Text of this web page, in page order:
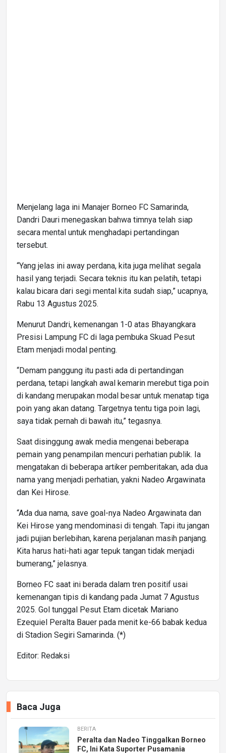
Menjelang laga ini Manajer Borneo FC Samarinda,
Dandri Dauri menegaskan bahwa timnya telah siap
secara mental untuk menghadapi pertandingan
tersebut.
“Yang jelas ini away perdana, kita juga melihat segala
hasil yang terjadi. Secara teknis itu kan pelatih, tetapi
kalau bicara dari segi mental kita sudah siap,” ucapnya,
Rabu 13 Agustus 2025.
Menurut Dandri, kemenangan 1-0 atas Bhayangkara
Presisi Lampung FC di laga pembuka Skuad Pesut
Etam menjadi modal penting.
“Demam panggung itu pasti ada di pertandingan
perdana, tetapi langkah awal kemarin merebut tiga poin
di kandang merupakan modal besar untuk menatap tiga
poin yang akan datang. Targetnya tentu tiga poin lagi,
saya tidak pernah di bawah itu,” tegasnya.
Saat disinggung awak media mengenai beberapa
pemain yang penampilan mencuri perhatian publik. Ia
mengatakan di beberapa artiker pemberitakan, ada dua
nama yang menjadi perhatian, yakni Nadeo Argawinata
dan Kei Hirose.
“Ada dua nama, save goal-nya Nadeo Argawinata dan
Kei Hirose yang mendominasi di tengah. Tapi itu jangan
jadi pujian berlebihan, karena perjalanan masih panjang.
Kita harus hati-hati agar tepuk tangan tidak menjadi
bumerang,” jelasnya.
Borneo FC saat ini berada dalam tren positif usai
kemenangan tipis di kandang pada Jumat 7 Agustus
2025. Gol tunggal Pesut Etam dicetak Mariano
Ezequiel Peralta Bauer pada menit ke-66 babak kedua
di Stadion Segiri Samarinda. (*)
Editor: Redaksi
Baca Juga
BERITA
Peralta dan Nadeo Tinggalkan Borneo
FC, Ini Kata Suporter Pusamania